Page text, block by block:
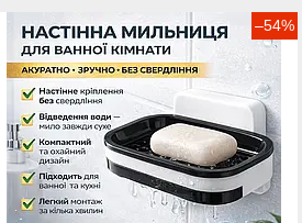
–54%